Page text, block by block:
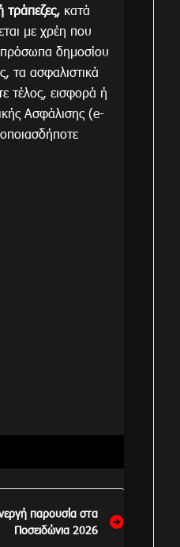
κατά
με χρέη που
πρόσωπα δημοσίου
τα ασφαλιστικά
τέλος, εισφορά ή
Ασφάλισης (e-
παρουσία στα
Ποσειδώνια 2026